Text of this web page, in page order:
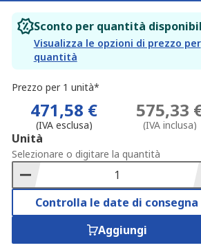
Sconto per quantità
Visualizza le opzioni di prezzo per
quantità
Prezzo per 1 unità*
471,58 €
(IVA esclusa)
575,33
(IVA inclusa)
Add
to
Basket
Unità
Selezionare o digitare la quantità
Controlla le date di consegna
Aggiungi